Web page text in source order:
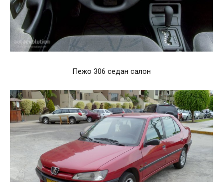
Пежо 306 седан салон